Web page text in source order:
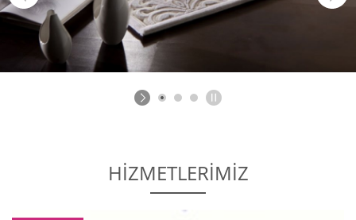
HİZMETLERİMİZ